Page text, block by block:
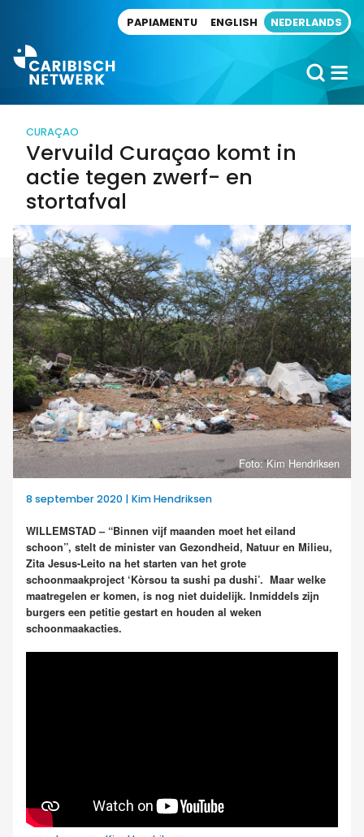
PAPIAMENTU ENGLISH NEDERLANDS
CURAÇAO
Vervuild Curaçao komt in
actie tegen zwerf- en
stortafval
Foto: Kim Hendriksen
8 september 2020 | Kim Hendriksen
WILLEMSTAD – “Binnen vijf maanden moet het eiland
schoon”, stelt de minister van Gezondheid, Natuur en Milieu,
Zita Jesus-Leito na het starten van het grote
schoonmaakproject ‘Kòrsou ta sushi pa dushi’. Maar welke
maatregelen er komen, is nog niet duidelijk. Inmiddels zijn
burgers een petitie gestart en houden al weken
schoonmaakacties.